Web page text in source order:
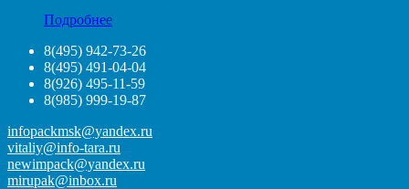
Подробнее
8(495) 942-73-26
8(495) 491-04-04
8(926) 495-11-59
8(985) 999-19-87
infopackmsk@yandex.ru
vitaliy@info-tara.ru
newimpack@yandex.ru
mirupak@inbox.ru